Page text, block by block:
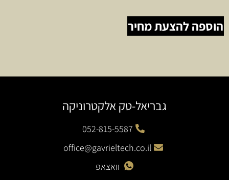
הוספה להצעת מחיר
גבריאל-טק אלקטרוניקה
052-815-5587
office@gavrieltech.co.il
וואצאפ